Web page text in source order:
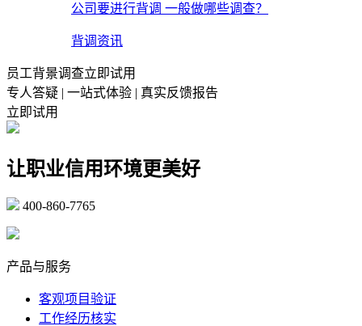
公司要进行背调 一般做哪些调查？
背调资讯
员工背景调查立即试用
专人答疑 | 一站式体验 | 真实反馈报告
立即试用
让职业信用环境更美好
400-860-7765
产品与服务
客观项目验证
工作经历核实